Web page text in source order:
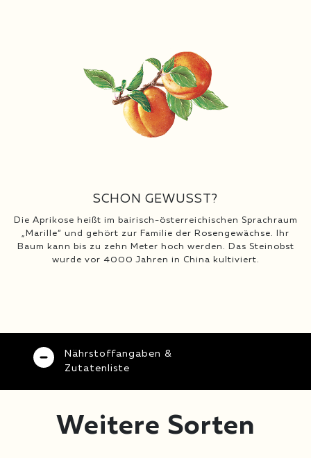
SCHON GEWUSST?
Die Aprikose heißt im bairisch-österreichischen Sprachraum
„Marille“ und gehört zur Familie der Rosengewächse. Ihr
Baum kann bis zu zehn Meter hoch werden. Das Steinobst
wurde vor 4000 Jahren in China kultiviert.
Nährstoffangaben &
Zutatenliste
Weitere Sorten